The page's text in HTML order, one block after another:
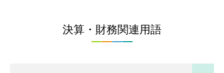
決算・財務関連用語